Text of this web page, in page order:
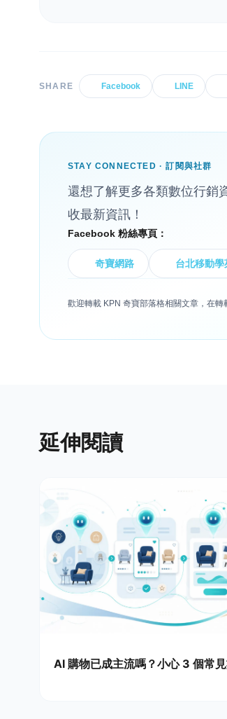
SHARE Facebook LINE
STAY CONNECTED · 訂閱與社群
還想了解更多各類數位行銷
收最新資訊！
Facebook 粉絲專頁：
奇寶網路 台北移動學
歡迎轉載 KPN 奇寶部落格相關文章，在轉
延伸閱讀
AI 購物已成主流嗎？小心 3 個常